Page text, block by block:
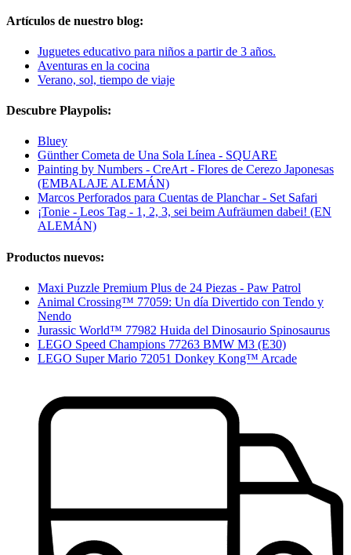
Artículos de nuestro blog:
Juguetes educativo para niños a partir de 3 años.
Aventuras en la cocina
Verano, sol, tiempo de viaje
Descubre Playpolis:
Bluey
Günther Cometa de Una Sola Línea - SQUARE
Painting by Numbers - CreArt - Flores de Cerezo Japonesas
(EMBALAJE ALEMÁN)
Marcos Perforados para Cuentas de Planchar - Set Safari
¡Tonie - Leos Tag - 1, 2, 3, sei beim Aufräumen dabei! (EN
ALEMÁN)
Productos nuevos:
Maxi Puzzle Premium Plus de 24 Piezas - Paw Patrol
Animal Crossing™ 77059: Un día Divertido con Tendo y
Nendo
Jurassic World™ 77982 Huida del Dinosaurio Spinosaurus
LEGO Speed Champions 77263 BMW M3 (E30)
LEGO Super Mario 72051 Donkey Kong™ Arcade